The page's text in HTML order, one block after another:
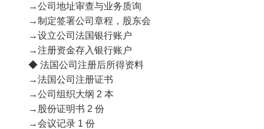
→公司地址审查与业务质询
→制定签署公司章程，股东会
→设立公司法国银行账户
→注册资金存入银行账户
◆ 法国公司注册后所得资料
→法国公司注册证书
→公司组织大纲 2 本
→股份证明书 2 份
→会议记录 1 份